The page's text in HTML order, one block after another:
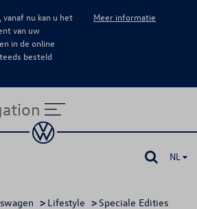
nu kan u het
van uw
in de online
besteld
Meer informatie
NL
> Lifestyle > Speciale Edities